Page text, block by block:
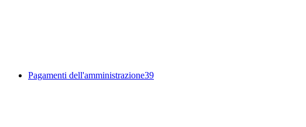
Pagamenti dell'amministrazione39